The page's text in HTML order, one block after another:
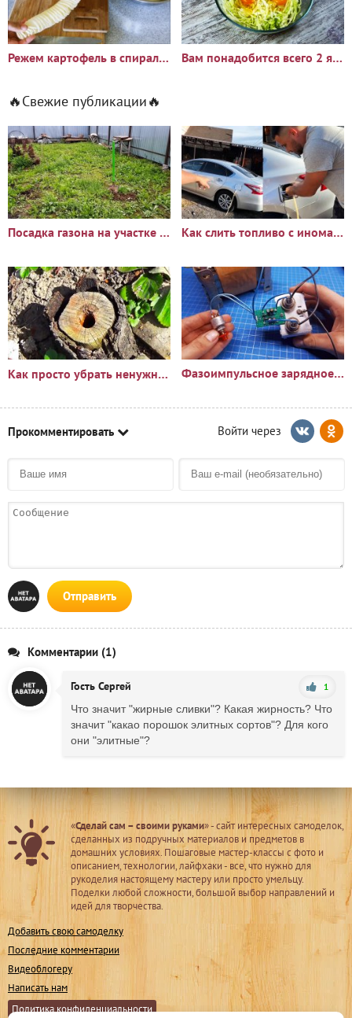
Режем картофель в спираль обычным ножом за считанные секунды Вам понадобится всего 2 яйца, капуста и 10 минут чтобы
🔥Свежие публикации🔥
Посадка газона на участке с сорняками: опыт и результаты Как слить топливо с иномарки через горловину бака
Как просто убрать ненужный пень?🪵 Фазоимпульсное зарядное устройство своими руками
Прокомментировать
Отправить
Комментарии (1)
Гость Сергей 1
Что значит "жирные сливки"? Какая жирность? Что
значит "какао порошок элитных сортов"? Для кого
они "элитные"?
«Сделай сам – своими руками» - сайт интересных самоделок,
сделанных из подручных материалов и предметов в
домашних условиях. Пошаговые мастер-классы с фото и
описанием, технологии, лайфхаки - все, что нужно для
рукоделия настоящему мастеру или просто умельцу.
Поделки любой сложности, большой выбор направлений и
идей для творчества.
Добавить свою самоделку
Последние комментарии
Видеоблогеру
Написать нам
Политика конфиденциальности